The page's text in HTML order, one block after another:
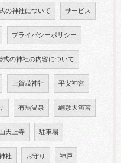
の神社について サービス
プライバシーポリシー
式の神社の内容について
上賀茂神社 平安神宮
有馬温泉 綱敷天満宮
天上寺 駐車場
社 お守り 神戸